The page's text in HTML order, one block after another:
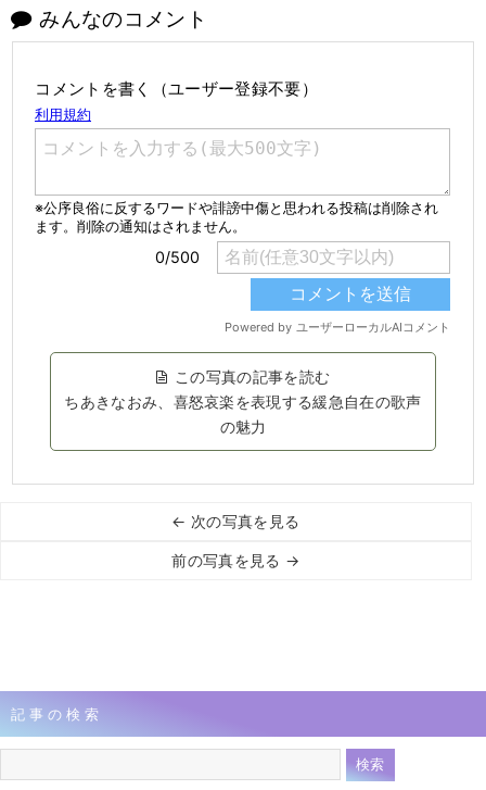
みんなのコメント
コメントを書く（ユーザー登録不要）
この写真の記事を読む
ちあきなおみ、喜怒哀楽を表現する緩急自在の歌声
の魅力
← 次の写真を見る
前の写真を見る →
記事の検索